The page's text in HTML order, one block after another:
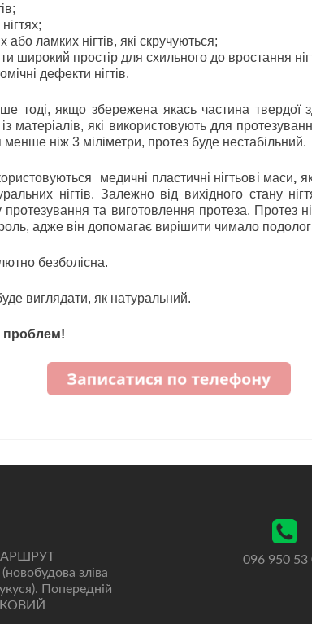
або ламких нігтів, які скручуються;
широкий простір для схильного до вростання
дефекти нігтів.
тоді, якщо збережена якась частина твердої
матеріалів, які використовують для
ніж 3 міліметри, протез буде нестабільний.
медичні пластичні нігтьові маси,
нігтів. Залежно від вихідного стану
та виготовлення протеза. Протез
адже він допомагає вирішити чимало
безболісна.
виглядати, як натуральний.
проблем!
зліва
Попередній
096 950 53